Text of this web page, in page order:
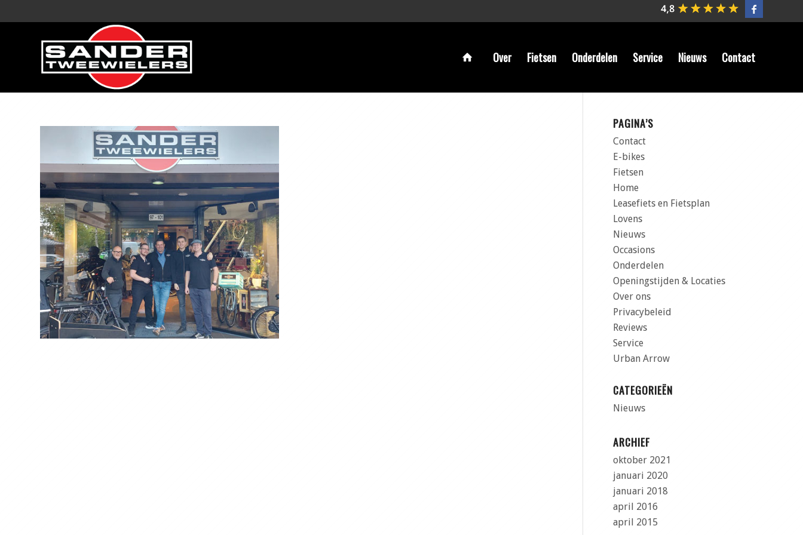
Over Fietsen Onderdelen Service Nieuws Contact
PAGINA’S
Contact
E-bikes
Fietsen
Home
Leasefiets en Fietsplan
Lovens
Nieuws
Occasions
Onderdelen
Openingstijden & Locaties
Over ons
Privacybeleid
Reviews
Service
Urban Arrow
CATEGORIEËN
Nieuws
ARCHIEF
oktober 2021
januari 2020
januari 2018
april 2016
april 2015